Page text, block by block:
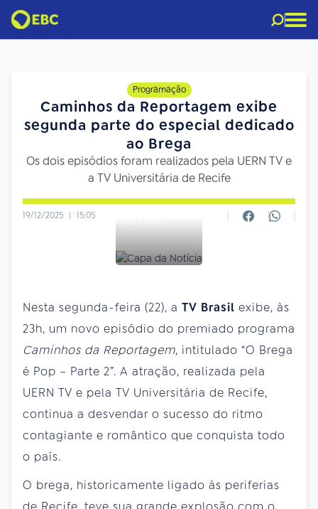
Programação
Caminhos da Reportagem exibe
segunda parte do especial dedicado
ao Brega
Os dois episódios foram realizados pela UERN TV e
a TV Universitária de Recife
19/12/2025 | 15:05
Nesta segunda-feira (22), a TV Brasil exibe, às
23h, um novo episódio do premiado programa
Caminhos da Reportagem, intitulado “O Brega
é Pop – Parte 2”. A atração, realizada pela
UERN TV e pela TV Universitária de Recife,
continua a desvendar o sucesso do ritmo
contagiante e romântico que conquista todo
o país.
O brega, historicamente ligado às periferias